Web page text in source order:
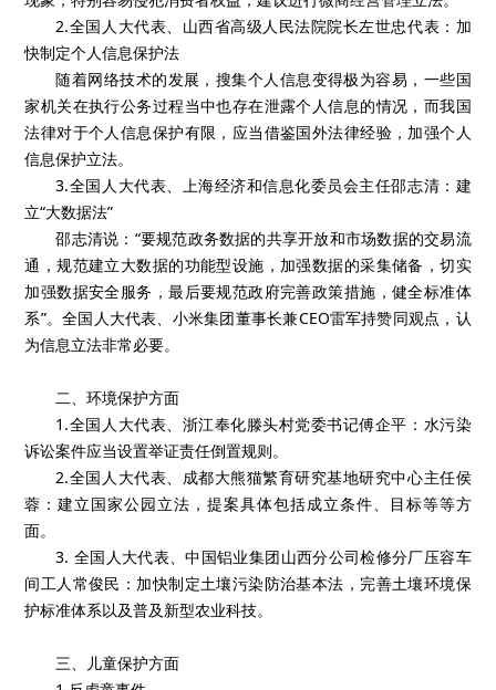
2.全国人大代表、山西省高级人民法院院长左世忠代表：加
快制定个人信息保护法
随着网络技术的发展，搜集个人信息变得极为容易，一些国
家机关在执行公务过程当中也存在泄露个人信息的情况，而我国
法律对于个人信息保护有限，应当借鉴国外法律经验，加强个人
信息保护立法。
3.全国人大代表、上海经济和信息化委员会主任邵志清：建
立“大数据法”
邵志清说：“要规范政务数据的共享开放和市场数据的交易流
通，规范建立大数据的功能型设施，加强数据的采集储备，切实
加强数据安全服务，最后要规范政府完善政策措施，健全标准体
系”。全国人大代表、小米集团董事长兼CEO雷军持赞同观点，认
为信息立法非常必要。
二、环境保护方面
1.全国人大代表、浙江奉化滕头村党委书记傅企平：水污染
诉讼案件应当设置举证责任倒置规则。
2.全国人大代表、成都大熊猫繁育研究基地研究中心主任侯
蓉：建立国家公园立法，提案具体包括成立条件、目标等等方
面。
3. 全国人大代表、中国铝业集团山西分公司检修分厂压容车
间工人常俊民：加快制定土壤污染防治基本法，完善土壤环境保
护标准体系以及普及新型农业科技。
三、儿童保护方面